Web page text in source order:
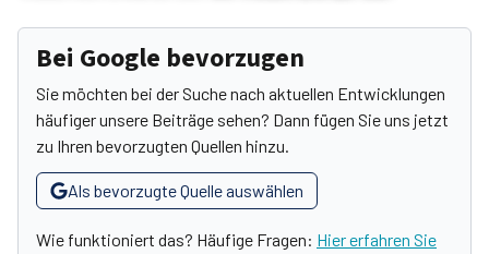
Bei Google bevorzugen
Sie möchten bei der Suche nach aktuellen Entwicklungen
häufiger unsere Beiträge sehen? Dann fügen Sie uns jetzt
zu Ihren bevorzugten Quellen hinzu.
Als bevorzugte Quelle auswählen
Wie funktioniert das? Häufige Fragen: Hier erfahren Sie